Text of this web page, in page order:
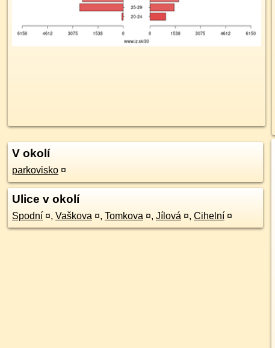
V okolí
parkovisko ¤
Ulice v okolí
Spodní ¤, Vaškova ¤, Tomkova ¤, Jílová ¤, Cihelní ¤